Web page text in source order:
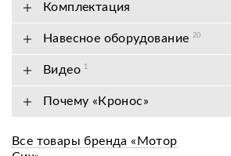
Комплектация
Навесное оборудование 20
Видео 1
Почему «Кронос»
Все товары бренда «Мотор